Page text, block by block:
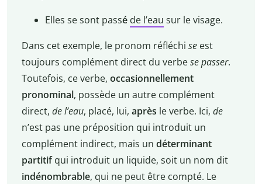
Elles se sont passé de l’eau sur le visage.
Dans cet exemple, le pronom réfléchi seest
toujours complément direct du verbese passer.
Toutefois, ce verbe, occasionnellement
pronominal, possède un autre complément
direct, de l’eau, placé, lui, après le verbe. Ici, de
n’est pas une préposition qui introduit un
complément indirect, mais un déterminant
partitifqui introduit un liquide, soit un nom dit
indénombrable, qui ne peut être compté. Le